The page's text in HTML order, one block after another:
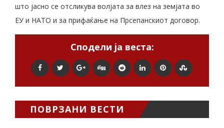
што јасно се отсликува волјата за влез на земјата во
ЕУ и НАТО и за прифаќање на Прсепанскиот договор.
Сподели ја веста:
ПОВРЗАНИ ВЕСТИ